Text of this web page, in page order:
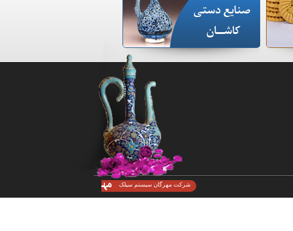
صنایع دستی
کاشـــان
شرکت مهرگان سیستم سیلک